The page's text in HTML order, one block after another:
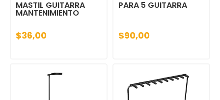
MASTIL GUITARRA
MANTENIMIENTO
$36,00
PARA 5 GUITARRA
$90,00